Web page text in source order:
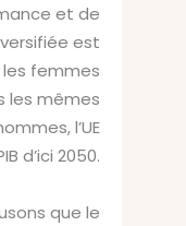
et de
est
les femmes
les mêmes
l’UE
d’ici 2050.
que le